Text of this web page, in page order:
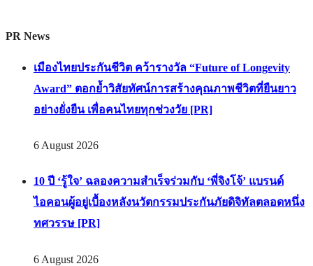
PR News
เมืองไทยประกันชีวิต คว้ารางวัล “Future of Longevity
Award” ตอกย้ำวิสัยทัศน์การสร้างคุณภาพชีวิตที่ยืนยาว
อย่างยั่งยืน เพื่อคนไทยทุกช่วงวัย [PR]
6 August 2026
10 ปี ‘รู้ใจ’ ฉลองความสำเร็จร่วมกับ ‘พี่จิงโจ้’ แบรนด์
ไอคอนผู้อยู่เบื้องหลังนวัตกรรมประกันภัยดิจิทัลตลอดหนึ่ง
ทศวรรษ [PR]
6 August 2026